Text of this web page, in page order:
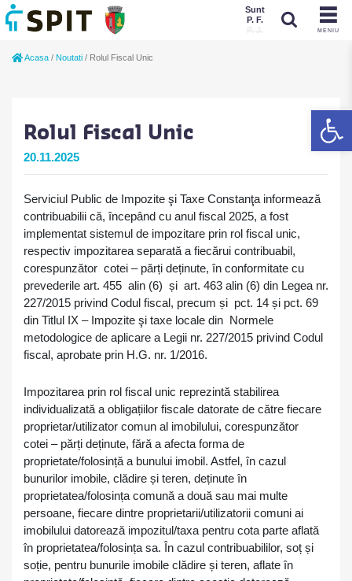
MENIU
Sunt
P. F.
Acasa / Noutati / Rolul Fiscal Unic
Rolul Fiscal Unic
20.11.2025
Serviciul Public de Impozite şi Taxe Constanţa informează
contribuabilii că, începând cu anul fiscal 2025, a fost
implementat sistemul de impozitare prin rol fiscal unic,
respectiv impozitarea separată a fiecărui contribuabil,
corespunzător cotei – părți deținute, în conformitate cu
prevederile art. 455 alin (6) și art. 463 alin (6) din Legea nr.
227/2015 privind Codul fiscal, precum și pct. 14 și pct. 69
din Titlul IX – Impozite şi taxe locale din Normele
metodologice de aplicare a Legii nr. 227/2015 privind Codul
fiscal, aprobate prin H.G. nr. 1/2016.
Impozitarea prin rol fiscal unic reprezintă stabilirea
individualizată a obligațiilor fiscale datorate de către fiecare
proprietar/utilizator comun al imobilului, corespunzător
cotei – părți deținute, fără a afecta forma de
proprietate/folosință a bunului imobil. Astfel, în cazul
bunurilor imobile, clădire și teren, deținute în
proprietatea/folosința comună a două sau mai multe
persoane, fiecare dintre proprietarii/utilizatorii comuni ai
imobilului datorează impozitul/taxa pentru cota parte aflată
în proprietatea/folosința sa. În cazul contribuabililor, soț și
soție, pentru bunurile imobile clădire și teren, aflate în